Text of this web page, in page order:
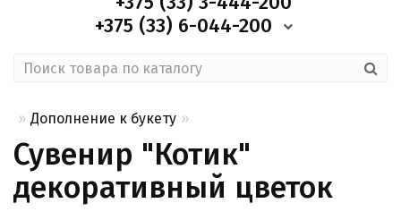
+375 (33) 6-044-200
Дополнение к букету
Сувенир "Котик"
декоративный цветок